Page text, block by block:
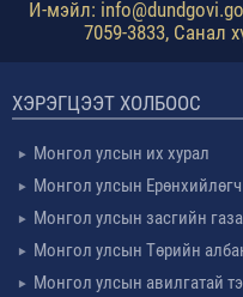
И-мэйл:
7059-3833, Санал
ХЭРЭГЦЭЭТ ХОЛБООС
Монгол улсын их хурал
Монгол улсын Ерөнхийлөгч
Монгол улсын засгийн
Монгол улсын Төрийн
Монгол улсын авилгатай